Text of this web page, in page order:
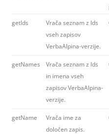
getIds
Vrača seznam z Ids
vseh zapisov
VerbaAlpina-verzije.
getNames
Vrača seznam z Ids
in imena vseh
zapisov VerbaAlpina-
verzije.
getName
Vrača ime za
določen zapis.